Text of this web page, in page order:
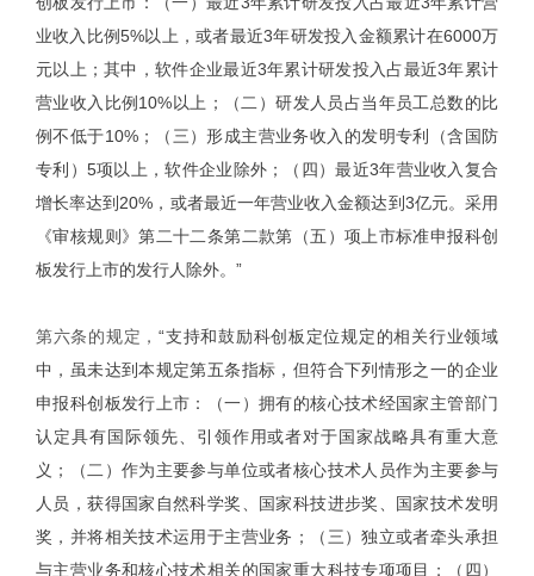
业收入比例5%以上，或者最近3年研发投入金额累计在6000万
元以上；其中，软件企业最近3年累计研发投入占最近3年累计
营业收入比例10%以上；（二）研发人员占当年员工总数的比
例不低于10%；（三）形成主营业务收入的发明专利（含国防
专利）5项以上，软件企业除外；（四）最近3年营业收入复合
增长率达到20%，或者最近一年营业收入金额达到3亿元。采用
《审核规则》第二十二条第二款第（五）项上市标准申报科创
板发行上市的发行人除外。”
第六条的规定，“支持和鼓励科创板定位规定的相关行业领域
中，虽未达到本规定第五条指标，但符合下列情形之一的企业
申报科创板发行上市：（一）拥有的核心技术经国家主管部门
认定具有国际领先、引领作用或者对于国家战略具有重大意
义；（二）作为主要参与单位或者核心技术人员作为主要参与
人员，获得国家自然科学奖、国家科技进步奖、国家技术发明
奖，并将相关技术运用于主营业务；（三）独立或者牵头承担
与主营业务和核心技术相关的国家重大科技专项项目；（四）